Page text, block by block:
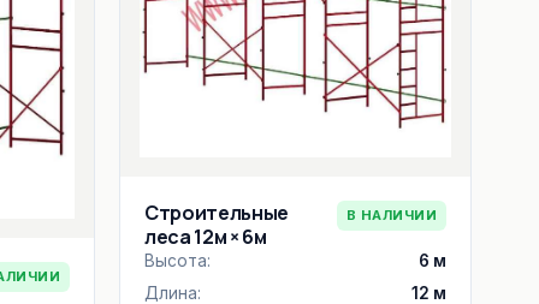
Строительные
леса 12м × 6м
В НАЛИЧИИ
Высота:
6 м
Длина:
12 м